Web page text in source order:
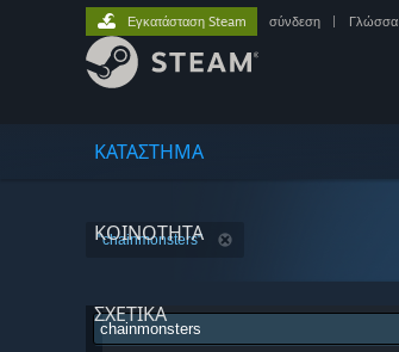
ΚΑΤΑΣΤΗΜΑ
ΚΟΙΝΟΤΗΤΑ
ΣΧΕΤΙΚΆ
Εγκατάσταση Steam σύνδεση Γλώσσα
"chainmonsters"